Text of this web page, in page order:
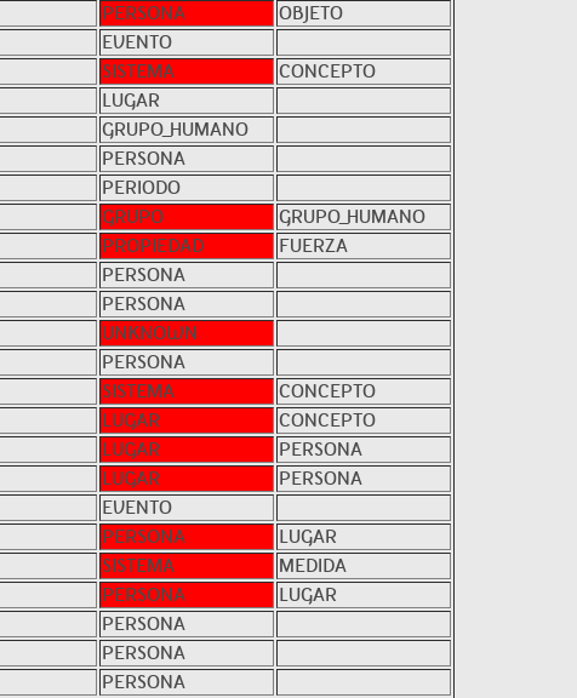
PERSONA
OBJETO
EVENTO
SISTEMA
CONCEPTO
LUGAR
GRUPO_HUMANO
PERSONA
PERIODO
GRUPO
GRUPO_HUMANO
PROPIEDAD
FUERZA
PERSONA
PERSONA
UNKNOWN
PERSONA
SISTEMA
CONCEPTO
LUGAR
CONCEPTO
LUGAR
PERSONA
LUGAR
PERSONA
EVENTO
PERSONA
LUGAR
SISTEMA
MEDIDA
PERSONA
LUGAR
PERSONA
PERSONA
PERSONA